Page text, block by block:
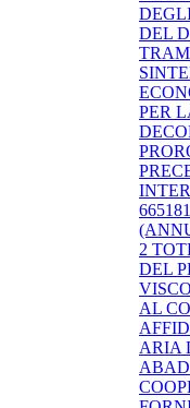
DEL
PER
2
DEL
AL
ARIA
ABAD